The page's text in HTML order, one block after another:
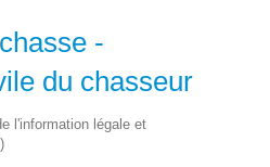
-
du chasseur
l'information légale et